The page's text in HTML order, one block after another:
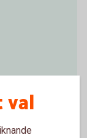
val